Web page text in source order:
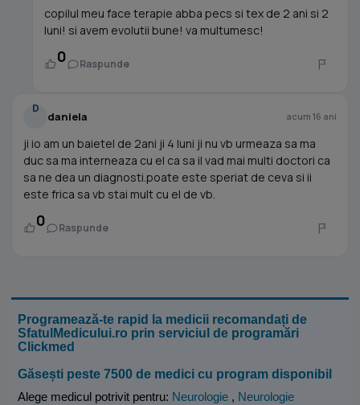
copilul meu face terapie abba pecs si tex de 2 ani si 2
luni! si avem evolutii bune! va multumesc!
0 Raspunde
D
daniela acum 16 ani
ji io am un baietel de 2ani ji 4 luni ji nu vb urmeaza sa ma
duc sa ma interneaza cu el ca sa il vad mai multi doctori ca
sa ne dea un diagnosti.poate este speriat de ceva si ii
este frica sa vb stai mult cu el de vb.
0 Raspunde
Programează-te rapid la medicii recomandați de
SfatulMedicului.ro prin serviciul de programări
Clickmed
Găsești peste 7500 de medici cu program disponibil
Alege medicul potrivit pentru: Neurologie , Neurologie